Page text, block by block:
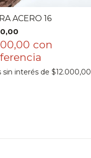
ACERO 16
con
sin interés de $12.000,00